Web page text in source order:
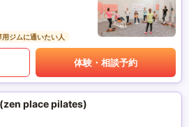
用ジムに通いたい人
体験・相談予約
(zen place pilates)